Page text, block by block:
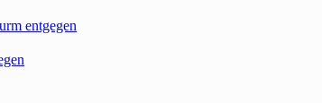
entgegen